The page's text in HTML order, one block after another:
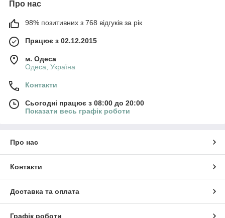
Про нас
98% позитивних з 768 відгуків за рік
Працює з 02.12.2015
м. Одеса
Одеса, Україна
Контакти
Сьогодні працює з 08:00 до 20:00
Показати весь графік роботи
Про нас
Контакти
Доставка та оплата
Графік роботи